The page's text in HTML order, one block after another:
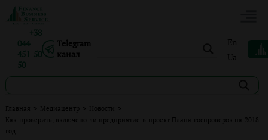
+38
044
451 50
50
Telegram
канал
En
Ua
Главная > Медиацентр > Новости
>
Как проверить, включено ли предприятие в проект Плана госпроверок на 2018
год
Как проверить, включено ли предприятие в проект
Плана госпроверок на 2018 год
Опубликовано: